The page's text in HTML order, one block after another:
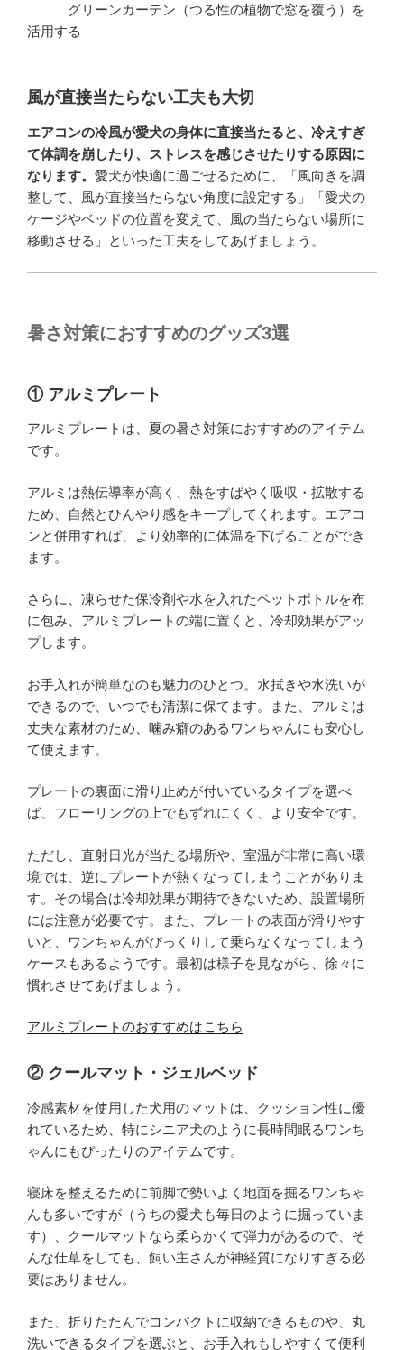
グリーンカーテン（つる性の植物で窓を覆う）を
活用する
風が直接当たらない工夫も大切
エアコンの冷風が愛犬の身体に直接当たると、冷えすぎ
て体調を崩したり、ストレスを感じさせたりする原因に
なります。 愛犬が快適に過ごせるために、「風向きを調
整して、風が直接当たらない角度に設定する」「愛犬の
ケージやベッドの位置を変えて、風の当たらない場所に
移動させる」といった工夫をしてあげましょう。
暑さ対策におすすめのグッズ3選
① アルミプレート
アルミプレートは、夏の暑さ対策におすすめのアイテム
です。
アルミは熱伝導率が高く、熱をすばやく吸収・拡散する
ため、自然とひんやり感をキープしてくれます。エアコ
ンと併用すれば、より効率的に体温を下げることができ
ます。
さらに、凍らせた保冷剤や水を入れたペットボトルを布
に包み、アルミプレートの端に置くと、冷却効果がアッ
プします。
お手入れが簡単なのも魅力のひとつ。水拭きや水洗いが
できるので、いつでも清潔に保てます。また、アルミは
丈夫な素材のため、噛み癖のあるワンちゃんにも安心し
て使えます。
プレートの裏面に滑り止めが付いているタイプを選べ
ば、フローリングの上でもずれにくく、より安全です。
ただし、直射日光が当たる場所や、室温が非常に高い環
境では、逆にプレートが熱くなってしまうことがありま
す。その場合は冷却効果が期待できないため、設置場所
には注意が必要です。また、プレートの表面が滑りやす
いと、ワンちゃんがびっくりして乗らなくなってしまう
ケースもあるようです。最初は様子を見ながら、徐々に
慣れさせてあげましょう。
アルミプレートのおすすめはこちら
② クールマット・ジェルベッド
冷感素材を使用した犬用のマットは、クッション性に優
れているため、特にシニア犬のように長時間眠るワンち
ゃんにもぴったりのアイテムです。
寝床を整えるために前脚で勢いよく地面を掘るワンちゃ
んも多いですが（うちの愛犬も毎日のように掘っていま
す）、クールマットなら柔らかくて弾力があるので、そ
んな仕草をしても、飼い主さんが神経質になりすぎる必
要はありません。
また、折りたたんでコンパクトに収納できるものや、丸
洗いできるタイプを選ぶと、お手入れもしやすくて便利